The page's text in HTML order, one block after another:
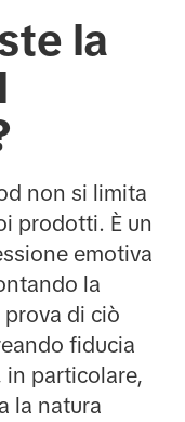
la
non si limita
prodotti. È un
emotiva
la
di ciò
fiducia
in particolare,
la natura